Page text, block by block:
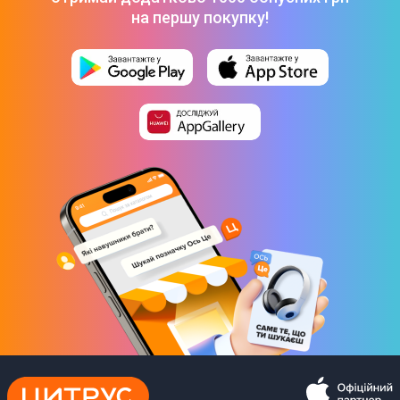
1 699 ₴
на першу покупку!